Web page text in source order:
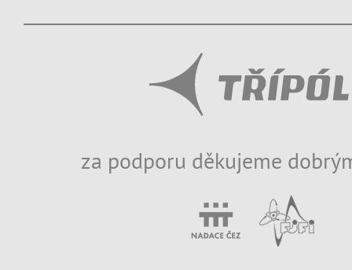
za podporu děkujeme